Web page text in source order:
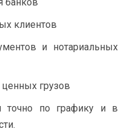
клиентов
и нотариальных
грузов
точно по графику и в